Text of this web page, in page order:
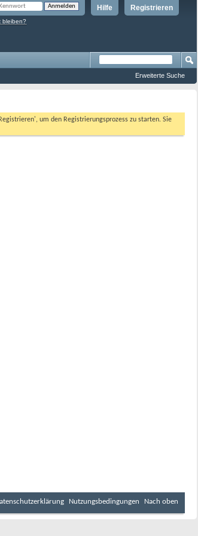
Registrieren
Hilfe
bleiben?
Erweiterte Suche
um den Registrierungsprozess zu starten. Sie
Nutzungsbedingungen Nach oben